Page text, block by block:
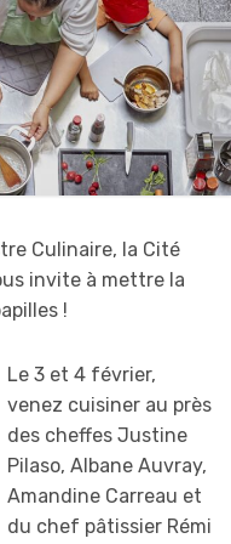
Culinaire, la Cité
invite à mettre la
!
Le 3 et 4 février,
venez cuisiner au près
des cheffes Justine
Pilaso, Albane Auvray,
Amandine Carreau et
du chef pâtissier Rémi